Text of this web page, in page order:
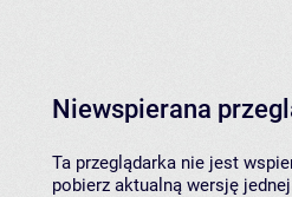
Niewspierana
Ta przeglądarka nie jest
pobierz aktualną wersję